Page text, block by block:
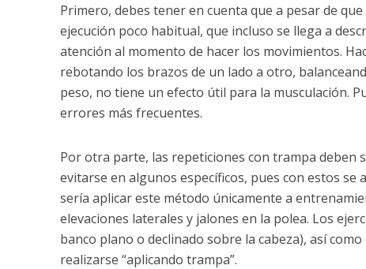
Primero, debes tener en cuenta que a pesar de
ejecución poco habitual, que incluso se llega a
atención al momento de hacer los movimientos.
rebotando los brazos de un lado a otro,
peso, no tiene un efecto útil para la musculación.
errores más frecuentes.
Por otra parte, las repeticiones con trampa deben
evitarse en algunos específicos, pues con estos
sería aplicar este método únicamente a
elevaciones laterales y jalones en la polea. Los
banco plano o declinado sobre la cabeza), así
realizarse “aplicando trampa”.